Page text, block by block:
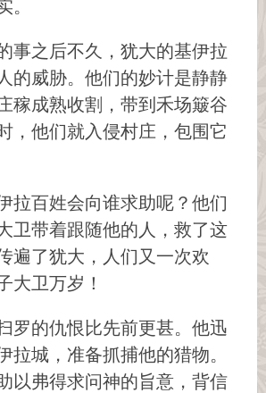
。
事之后不久，犹大的基伊拉
的威胁。他们的妙计是静静
稼成熟收割，带到禾场簸谷
，他们就入侵村庄，包围它
拉百姓会向谁求助呢？他们
卫带着跟随他的人，救了这
遍了犹大，人们又一次欢
大卫万岁！
罗的仇恨比先前更甚。他迅
拉城，准备抓捕他的猎物。
以弗得求问神的旨意，背信